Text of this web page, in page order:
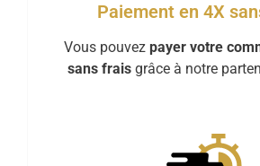
Paiement en 4X
Vous pouvez payer votre
sans frais grâce à notre